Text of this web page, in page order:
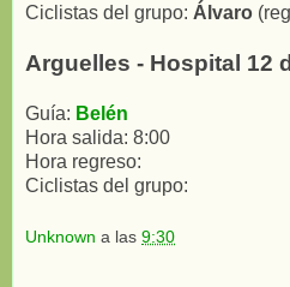
Ciclistas del grupo: Álvaro
Arguelles - Hospital 12
Guía: Belén
Hora salida: 8:00
Hora regreso:
Ciclistas del grupo:
Unknown a las 9:30